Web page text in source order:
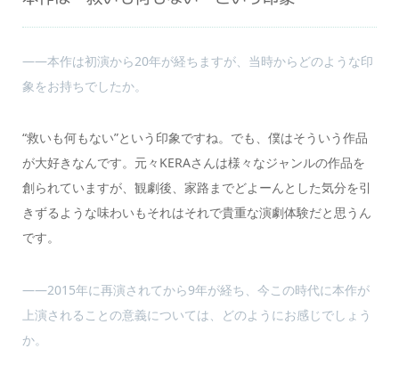
――本作は初演から20年が経ちますが、当時からどのような印
象をお持ちでしたか。
“救いも何もない”という印象ですね。でも、僕はそういう作品
が大好きなんです。元々KERAさんは様々なジャンルの作品を
創られていますが、観劇後、家路までどよーんとした気分を引
きずるような味わいもそれはそれで貴重な演劇体験だと思うん
です。
――2015年に再演されてから9年が経ち、今この時代に本作が
上演されることの意義については、どのようにお感じでしょう
か。